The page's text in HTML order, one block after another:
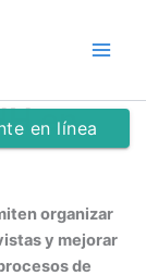
en
organizar
y mejorar
de
en línea